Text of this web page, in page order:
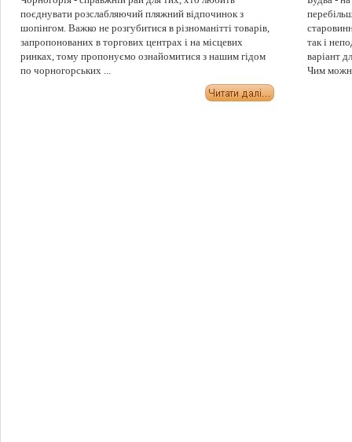
поєднувати розслабляючий пляжний відпочинок з
шопінгом. Важко не розгубитися в різноманітті товарів,
запропонованих в торгових центрах і на місцевих
ринках, тому пропонуємо ознайомитися з нашим гідом
по чорногорських ...
так і
варіант
Чим